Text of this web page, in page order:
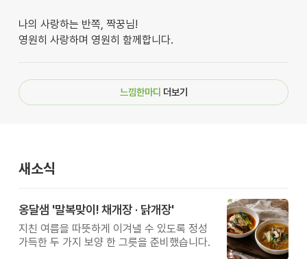
나의 사랑하는 반쪽, 짝꿍님!
영원히 사랑하며 영원히 함께합니다.
느낌한마디 더보기
새소식
옹달샘 '말복맞이! 채개장 · 닭개장'
지친 여름을 따뜻하게 이겨낼 수 있도록 정성
가득한 두 가지 보양 한 그릇을 준비했습니다.